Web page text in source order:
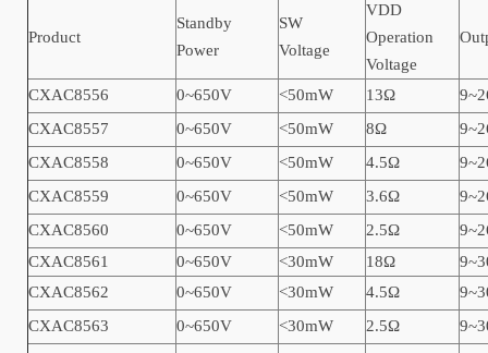
Product
Standby
Power
SW
Voltage
VDD
Operation
Voltage
CXAC8556 0~650V <50mW 13Ω
CXAC8557
0~650V <50mW 8Ω
CXAC8558
0~650V <50mW 4.5Ω
CXAC8559
0~650V <50mW 3.6Ω
CXAC8560
0~650V <50mW 2.5Ω
CXAC8561
0~650V <30mW 18Ω
CXAC8562
0~650V <30mW 4.5Ω
CXAC8563
0~650V <30mW 2.5Ω